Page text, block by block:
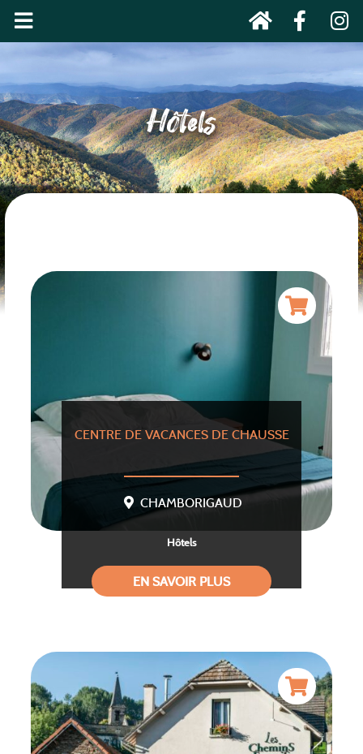
Hôtels
CENTRE DE VACANCES DE CHAUSSE
CHAMBORIGAUD
Hôtels
EN SAVOIR PLUS